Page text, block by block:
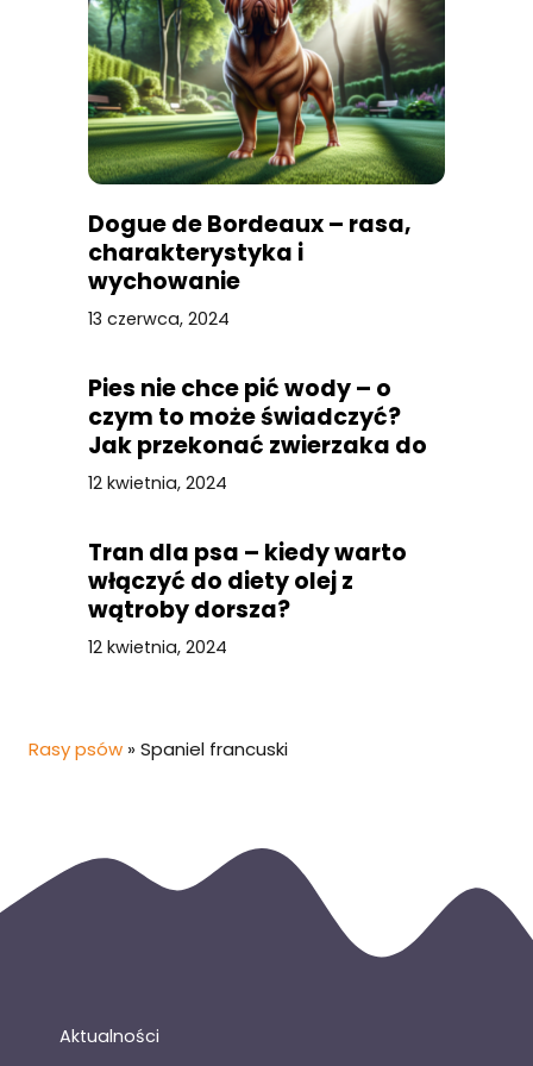
Dogue de Bordeaux – rasa,
charakterystyka i
wychowanie
13 czerwca, 2024
Pies nie chce pić wody – o
czym to może świadczyć?
Jak przekonać zwierzaka do
picia?
12 kwietnia, 2024
Tran dla psa – kiedy warto
włączyć do diety olej z
wątroby dorsza?
12 kwietnia, 2024
Rasy psów » Spaniel francuski
Aktualności